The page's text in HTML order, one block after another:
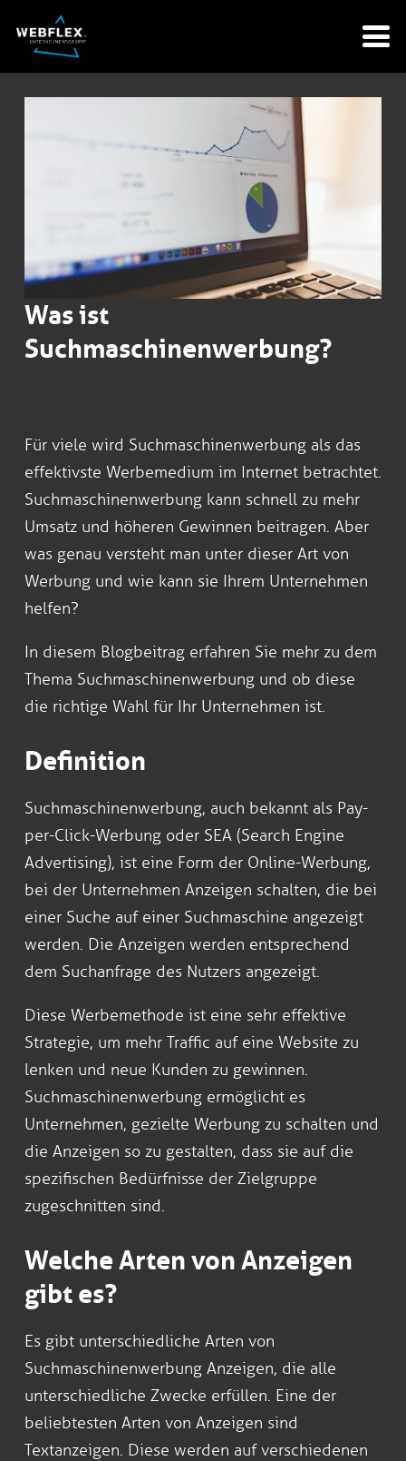
Was ist
Suchmaschinenwerbung?
Für viele wird Suchmaschinenwerbung als das
effektivste Werbemedium im Internet betrachtet.
Suchmaschinenwerbung kann schnell zu mehr
Umsatz und höheren Gewinnen beitragen. Aber
was genau versteht man unter dieser Art von
Werbung und wie kann sie Ihrem Unternehmen
helfen?
In diesem Blogbeitrag erfahren Sie mehr zu dem
Thema Suchmaschinenwerbung und ob diese
die richtige Wahl für Ihr Unternehmen ist.
Definition
Suchmaschinenwerbung, auch bekannt als Pay-
per-Click-Werbung oder SEA (Search Engine
Advertising), ist eine Form der Online-Werbung,
bei der Unternehmen Anzeigen schalten, die bei
einer Suche auf einer Suchmaschine angezeigt
werden. Die Anzeigen werden entsprechend
dem Suchanfrage des Nutzers angezeigt.
Diese Werbemethode ist eine sehr effektive
Strategie, um mehr Traffic auf eine Website zu
lenken und neue Kunden zu gewinnen.
Suchmaschinenwerbung ermöglicht es
Unternehmen, gezielte Werbung zu schalten und
die Anzeigen so zu gestalten, dass sie auf die
spezifischen Bedürfnisse der Zielgruppe
zugeschnitten sind.
Welche Arten von Anzeigen
gibt es?
Es gibt unterschiedliche Arten von
Suchmaschinenwerbung Anzeigen, die alle
unterschiedliche Zwecke erfüllen. Eine der
beliebtesten Arten von Anzeigen sind
Textanzeigen. Diese werden auf verschiedenen